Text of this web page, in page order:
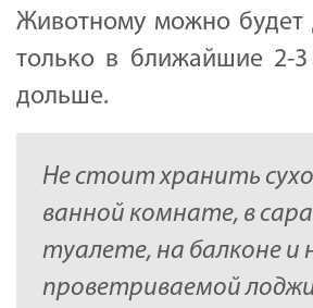
Животному можно будет
только в ближайшие 2-
дольше.
Не стоит хранить
ванной комнате, в
туалете, на балконе и
проветриваемой